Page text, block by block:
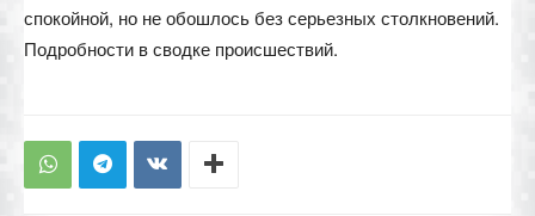
спокойной, но не обошлось без серьезных столкновений.
Подробности в сводке происшествий.